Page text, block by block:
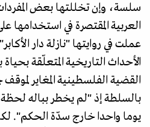
سلسة، وإن تخللتها بعض
العربية المقتصرة في استخدامها
عملت في روايتها "نازلة دار
الأحداث التاريخية المتعلّقة
القضية الفلسطينية المغاير
بالسلطة إذ "لم يخطر بباله
يوما واحدا خارج سدّة الحكم".